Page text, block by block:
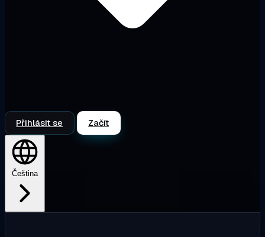
Přihlásit se Začít
Čeština